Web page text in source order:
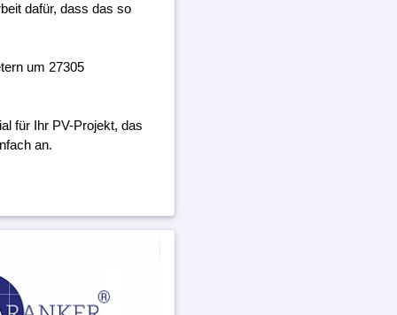
dafür, dass das so
um 27305
für Ihr PV-Projekt, das
an.